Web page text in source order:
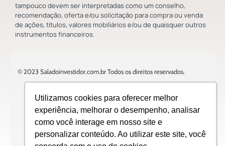
Utilizamos cookies para oferecer melhor
experiência, melhorar o desempenho, analisar
como você interage em nosso site e
personalizar conteúdo. Ao utilizar este site, você
tampouco devem ser interpretadas como um conselho,
recomendação, oferta e/ou solicitação para compra ou venda
de ações, títulos, valores mobiliários e/ou de quaisquer outros
instrumentos financeiros.
© 2023 Saladoinvestidor.com.br Todos os direitos reservados.
Design: